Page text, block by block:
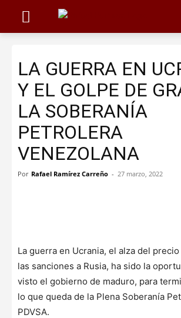
LA GUERRA EN
Y EL GOLPE DE
LA SOBERANÍA
PETROLERA
VENEZOLANA
Por Rafael Ramírez Carreño - 27 marzo, 2022
La guerra en Ucrania, el alza del
las sanciones a Rusia, ha sido la
visto el gobierno de maduro, para
lo que queda de la Plena Soberanía
PDVSA.